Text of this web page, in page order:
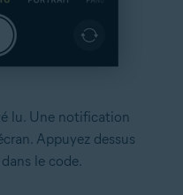
lu. Une notification
Appuyez dessus
le code.